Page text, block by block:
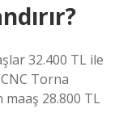
32.400 TL ile
Torna
28.800 TL